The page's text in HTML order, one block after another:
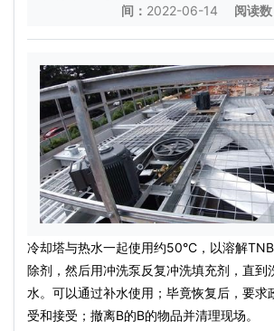
间： 2022-06-14 阅读数
冷却塔与热水一起使用约50°C，以溶解
除剂，然后用冲洗泵反复冲洗填充剂，直到
水。可以通过补水使用；毕竟恢复后，要求
受和接受；撤离B的B的物品并清理现场。